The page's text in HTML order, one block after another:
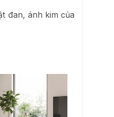
đan, ánh kim của